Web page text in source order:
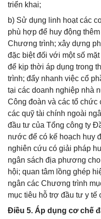
triển khai;
b) Sử dụng linh hoạt các
phù hợp để huy động
Chương trình; xây dựng
đặc biệt đối với một số
để kịp thời áp dụng trong
trình; đẩy nhanh việc cổ
tại các doanh nghiệp nhà
Công đoàn và các tổ chức
các quỹ tài chính ngoài
đầu tư của Tổng công ty
nước để có kế hoạch huy
nghiên cứu có giải pháp
ngân sách địa phương
hội; quan tâm lồng ghép
ngân các Chương trình
mục tiêu hỗ trợ đầu tư y
Điều 5. Áp dụng cơ chế